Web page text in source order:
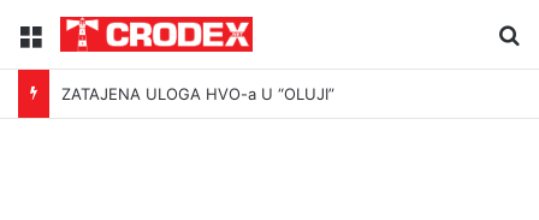
Menu
ZATAJENA ULOGA HVO-a U “OLUJI”